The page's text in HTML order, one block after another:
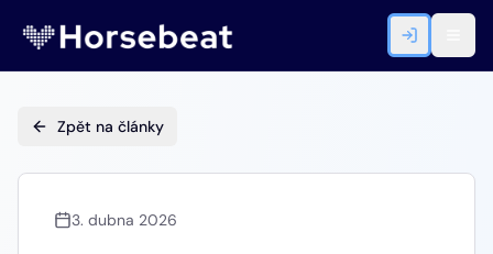
Zpět na články
3. dubna 2026